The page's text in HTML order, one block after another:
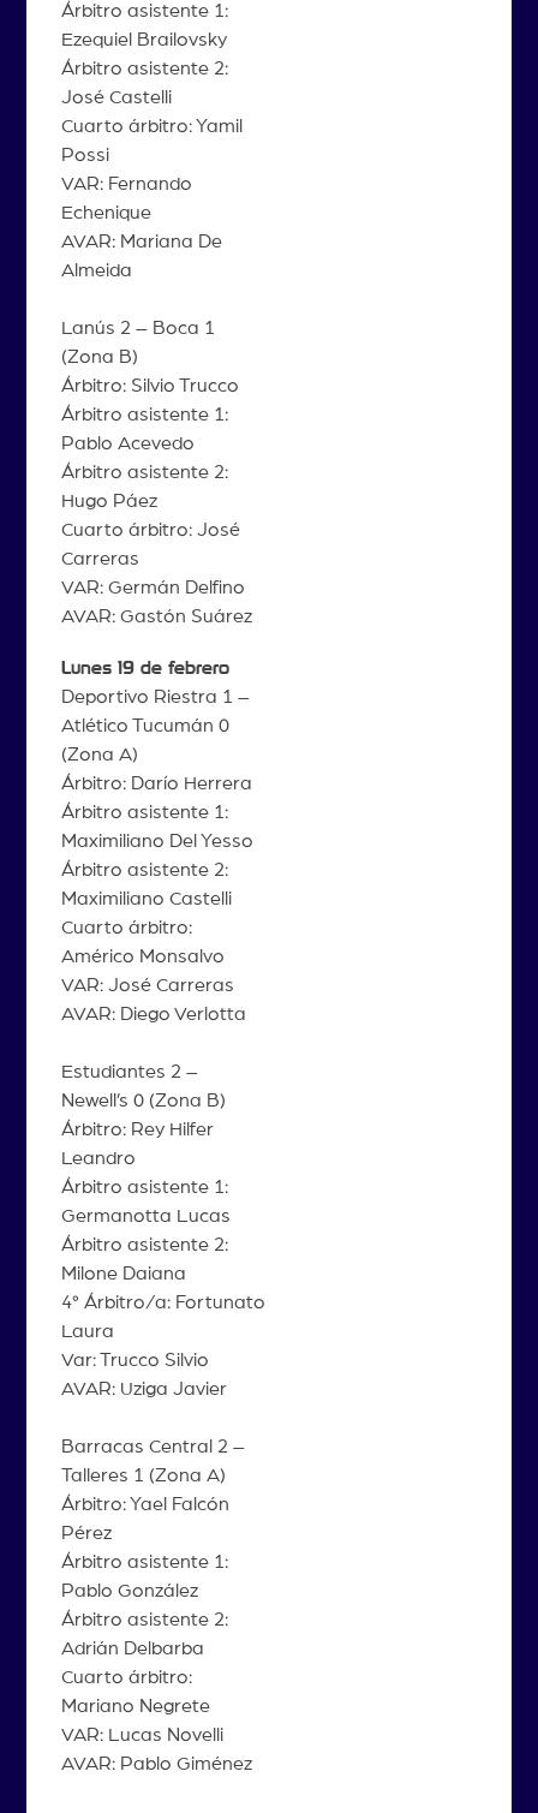
Árbitro asistente 1:
Ezequiel Brailovsky
Árbitro asistente 2:
José Castelli
Cuarto árbitro: Yamil
Possi
VAR: Fernando
Echenique
AVAR: Mariana De
Almeida
Lanús 2 – Boca 1
(Zona B)
Árbitro: Silvio Trucco
Árbitro asistente 1:
Pablo Acevedo
Árbitro asistente 2:
Hugo Páez
Cuarto árbitro: José
Carreras
VAR: Germán Delfino
AVAR: Gastón Suárez
Lunes 19 de febrero
Deportivo Riestra 1 –
Atlético Tucumán 0
(Zona A)
Árbitro: Darío Herrera
Árbitro asistente 1:
Maximiliano Del Yesso
Árbitro asistente 2:
Maximiliano Castelli
Cuarto árbitro:
Américo Monsalvo
VAR: José Carreras
AVAR: Diego Verlotta
Estudiantes 2 –
Newell’s 0 (Zona B)
Árbitro: Rey Hilfer
Leandro
Árbitro asistente 1:
Germanotta Lucas
Árbitro asistente 2:
Milone Daiana
4° Árbitro/a: Fortunato
Laura
Var: Trucco Silvio
AVAR: Uziga Javier
Barracas Central 2 –
Talleres 1 (Zona A)
Árbitro: Yael Falcón
Pérez
Árbitro asistente 1:
Pablo González
Árbitro asistente 2:
Adrián Delbarba
Cuarto árbitro:
Mariano Negrete
VAR: Lucas Novelli
AVAR: Pablo Giménez